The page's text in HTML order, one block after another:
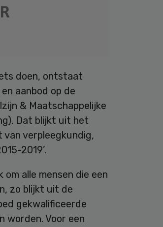
doen, ontstaat
aanbod op de
& Maatschappelijke
Dat blijkt uit het
van verpleegkundig,
2019’.
alle mensen die een
zo blijkt uit de
gekwalificeerde
worden. Voor een